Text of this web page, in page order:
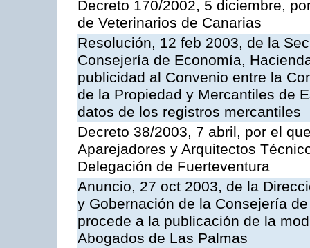
Decreto 170/2002, 5 diciembre,
de Veterinarios de Canarias
Resolución, 12 feb 2003, de la
Consejería de Economía,
publicidad al Convenio entre la
de la Propiedad y Mercantiles de
datos de los registros mercantiles
Decreto 38/2003, 7 abril, por el
Aparejadores y Arquitectos
Delegación de Fuerteventura
Anuncio, 27 oct 2003, de la
y Gobernación de la Consejería
procede a la publicación de la
Abogados de Las Palmas